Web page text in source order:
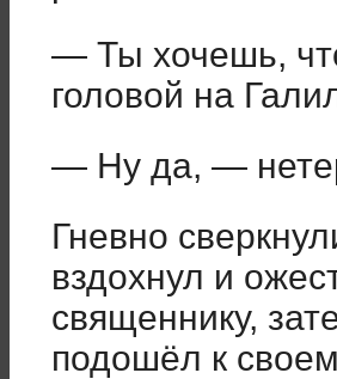
— Ты хочешь,
головой на
— Ну да, —
Гневно
вздохнул и
священнику,
подошёл к